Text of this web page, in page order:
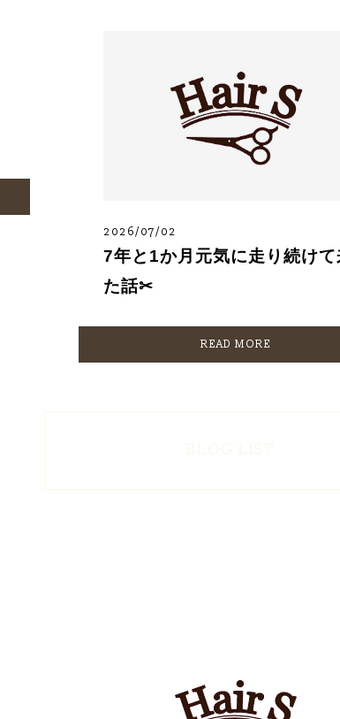
2026/07/02
7年と1か月元気に走り続けて
た話✂︎
READ MORE